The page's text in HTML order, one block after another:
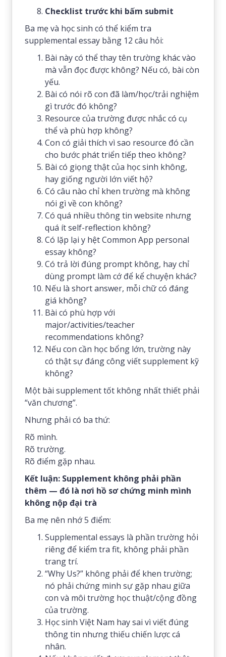
Checklist trước khi bấm submit
Ba mẹ và học sinh có thể kiểm tra
supplemental essay bằng 12 câu hỏi:
Bài này có thể thay tên trường khác vào
mà vẫn đọc được không? Nếu có, bài còn
yếu.
Bài có nói rõ con đã làm/học/trải nghiệm
gì trước đó không?
Resource của trường được nhắc có cụ
thể và phù hợp không?
Con có giải thích vì sao resource đó cần
cho bước phát triển tiếp theo không?
Bài có giọng thật của học sinh không,
hay giống người lớn viết hộ?
Có câu nào chỉ khen trường mà không
nói gì về con không?
Có quá nhiều thông tin website nhưng
quá ít self-reflection không?
Có lặp lại y hệt Common App personal
essay không?
Có trả lời đúng prompt không, hay chỉ
dùng prompt làm cớ để kể chuyện khác?
Nếu là short answer, mỗi chữ có đáng
giá không?
Bài có phù hợp với
major/activities/teacher
recommendations không?
Nếu con cần học bổng lớn, trường này
có thật sự đáng công viết supplement kỹ
không?
Một bài supplement tốt không nhất thiết phải
“văn chương”.
Nhưng phải có ba thứ:
Rõ mình.
Rõ trường.
Rõ điểm gặp nhau.
Kết luận: Supplement không phải phần
thêm — đó là nơi hồ sơ chứng minh mình
không nộp đại trà
Ba mẹ nên nhớ 5 điểm:
Supplemental essays là phần trường hỏi
riêng để kiểm tra fit, không phải phần
trang trí.
“Why Us?” không phải để khen trường;
nó phải chứng minh sự gặp nhau giữa
con và môi trường học thuật/cộng đồng
của trường.
Học sinh Việt Nam hay sai vì viết đúng
thông tin nhưng thiếu chiến lược cá
nhân.